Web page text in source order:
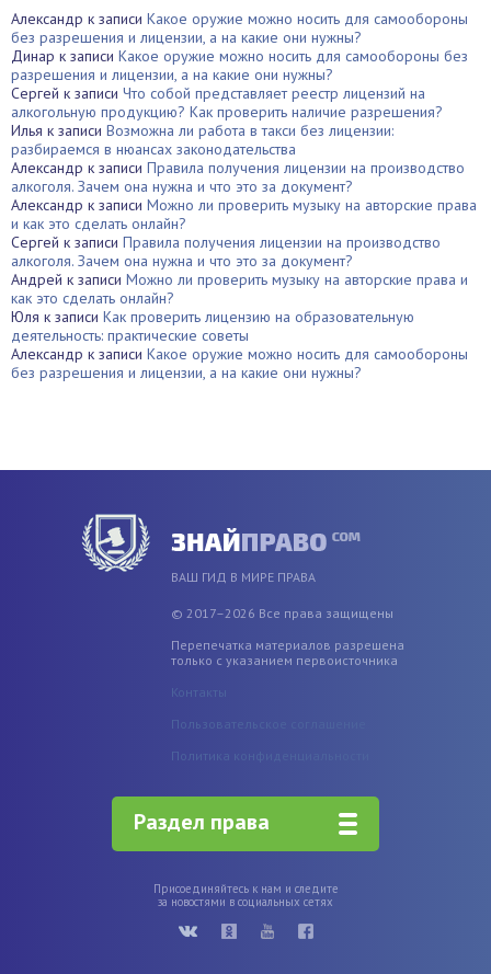
Александр к записи Какое оружие можно носить для самообороны
без разрешения и лицензии, а на какие они нужны?
Динар к записи Какое оружие можно носить для самообороны без
разрешения и лицензии, а на какие они нужны?
Сергей к записи Что собой представляет реестр лицензий на
алкогольную продукцию? Как проверить наличие разрешения?
Илья к записи Возможна ли работа в такси без лицензии:
разбираемся в нюансах законодательства
Александр к записи Правила получения лицензии на производство
алкоголя. Зачем она нужна и что это за документ?
Александр к записи Можно ли проверить музыку на авторские права
и как это сделать онлайн?
Сергей к записи Правила получения лицензии на производство
алкоголя. Зачем она нужна и что это за документ?
Андрей к записи Можно ли проверить музыку на авторские права и
как это сделать онлайн?
Юля к записи Как проверить лицензию на образовательную
деятельность: практические советы
Александр к записи Какое оружие можно носить для самообороны
без разрешения и лицензии, а на какие они нужны?
ВАШ ГИД В МИРЕ ПРАВА
© 2017–2026 Все права защищены
Перепечатка материалов разрешена
только с указанием первоисточника
Контакты
Пользовательское соглашение
Политика конфиденциальности
Раздел права
Присоединяйтесь к нам и следите
за новостями в социальных сетях